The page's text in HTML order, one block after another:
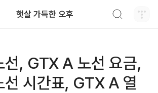
햇살 가득한 오후
, GTX A 노선 요금,
시간표, GTX A 열